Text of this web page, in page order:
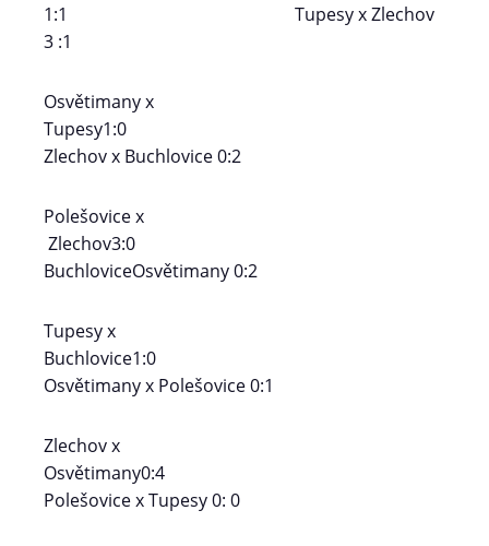
1:1 Tupesy x Zlechov
3 :1
Osvětimany x
Tupesy1:0
Zlechov x Buchlovice 0:2
Polešovice x
Zlechov3:0
BuchloviceOsvětimany 0:2
Tupesy x
Buchlovice1:0
Osvětimany x Polešovice 0:1
Zlechov x
Osvětimany0:4
Polešovice x Tupesy 0: 0